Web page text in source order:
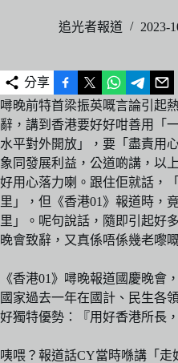
追光者報道 2023-
分享
噚晚前特首梁振英嘅言論引起
辭，講到香港要好好咁善用「
水平對外開放」，要「盡責用
象同發展利益，公道啲講，以
好用心落力喇。跟住佢就話，
里」，但《香港01》報道時，
里」。呢句說話，隨即引起好
晚會致辭，又真係唔係幾老嚟
《香港01》噚晚報道國慶晚會
國家過去一年在國計、民生各
好獨特優勢：『用好香港所長
咦喂？報道話CY當時喺講「